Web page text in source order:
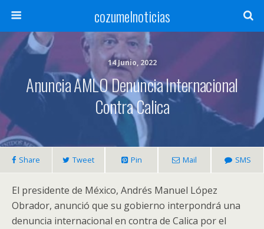
cozumelnoticias
14 Junio, 2022
Anuncia AMLO Denuncia Internacional
Contra Calica
Share Tweet Pin Mail SMS
El presidente de México, Andrés Manuel López
Obrador, anunció que su gobierno interpondrá una
denuncia internacional en contra de Calica por el